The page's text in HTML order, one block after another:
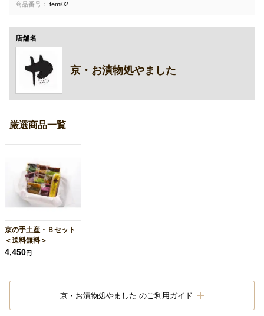
商品番号： temi02
店舗名
京・お漬物処やました
厳選商品一覧
京の手土産・Ｂセット
＜送料無料＞
4,450円
京・お漬物処やました のご利用ガイド